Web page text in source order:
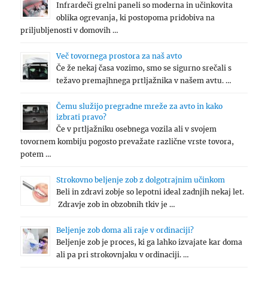
Infrardeči grelni paneli so moderna in učinkovita
oblika ogrevanja, ki postopoma pridobiva na
priljubljenosti v domovih …
Več tovornega prostora za naš avto
Če že nekaj časa vozimo, smo se sigurno srečali s
težavo premajhnega prtljažnika v našem avtu. …
Čemu služijo pregradne mreže za avto in kako
izbrati pravo?
Če v prtljažniku osebnega vozila ali v svojem
tovornem kombiju pogosto prevažate različne vrste tovora,
potem …
Strokovno beljenje zob z dolgotrajnim učinkom
Beli in zdravi zobje so lepotni ideal zadnjih nekaj let.
Zdravje zob in obzobnih tkiv je …
Beljenje zob doma ali raje v ordinaciji?
Beljenje zob je proces, ki ga lahko izvajate kar doma
ali pa pri strokovnjaku v ordinaciji. …